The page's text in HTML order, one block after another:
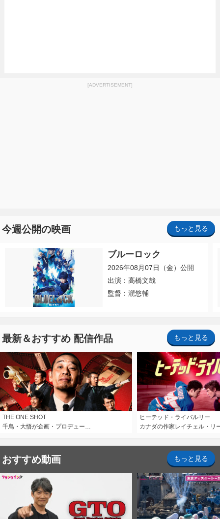
[ADVERTISEMENT]
今週公開の映画 もっと見る
ブルーロック
2026年08月07日（金）公開
出演：高橋文哉
監督：瀧悠輔
最新＆おすすめ 配信作品 もっと見る
THE ONE SHOT
千鳥・大悟が企画・プロデュー…
ヒーテッド・ライバルリー
カナダの作家レイチェル・リ
おすすめ動画 もっと見る